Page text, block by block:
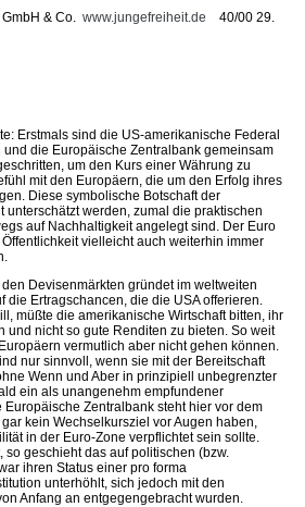
& Co. www.jungefreiheit.de 40/00 29.
Erstmals sind die US-amerikanische Federal
und die Europäische Zentralbank gemeinsam
um den Kurs einer Währung zu
mit den Europäern, die um den Erfolg ihres
Diese symbolische Botschaft der
unterschätzt werden, zumal die praktischen
auf Nachhaltigkeit angelegt sind. Der Euro
vielleicht auch weiterhin immer
Devisenmärkten gründet im weltweiten
die Ertragschancen, die die USA offerieren.
müßte die amerikanische Wirtschaft bitten, ihr
und nicht so gute Renditen zu bieten. So weit
vermutlich aber nicht gehen können.
nur sinnvoll, wenn sie mit der Bereitschaft
Wenn und Aber in prinzipiell unbegrenzter
ein als unangenehm empfundener
Zentralbank steht hier vor dem
kein Wechselkursziel vor Augen haben,
in der Euro-Zone verpflichtet sein sollte.
geschieht das auf politischen (bzw.
ihren Status einer pro forma
unterhöhlt, sich jedoch mit den
Anfang an entgegengebracht wurden.